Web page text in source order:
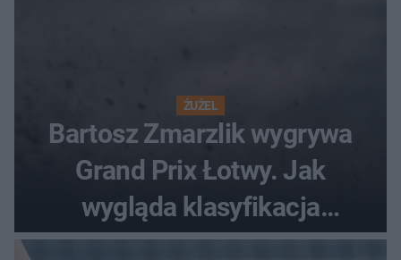
ŻUŻEL
Bartosz Zmarzlik wygrywa
Grand Prix Łotwy. Jak
wygląda klasyfikacja
generalna cyklu?